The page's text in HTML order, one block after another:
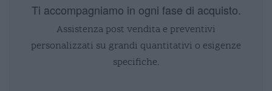
Ti accompagniamo in ogni fase di acquisto.
Assistenza post vendita e preventivi
personalizzati su grandi quantitativi o esigenze
specifiche.